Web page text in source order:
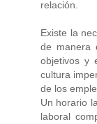
relación.
Existe la
de manera
objetivos y
cultura
de los
Un horario
laboral